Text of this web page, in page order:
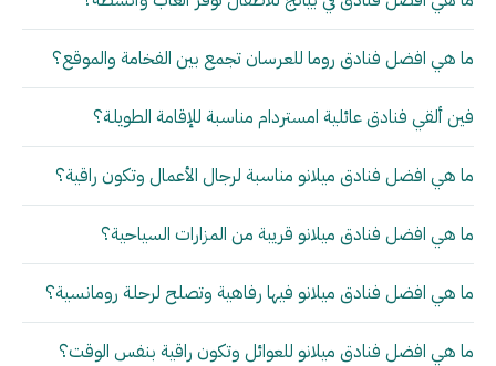
ما هي افضل فنادق روما للعرسان تجمع بين الفخامة والموقع؟
فين ألقي فنادق عائلية امستردام مناسبة للإقامة الطويلة؟
ما هي افضل فنادق ميلانو مناسبة لرجال الأعمال وتكون راقية؟
ما هي افضل فنادق ميلانو قريبة من المزارات السياحية؟
ما هي افضل فنادق ميلانو فيها رفاهية وتصلح لرحلة رومانسية؟
ما هي افضل فنادق ميلانو للعوائل وتكون راقية بنفس الوقت؟